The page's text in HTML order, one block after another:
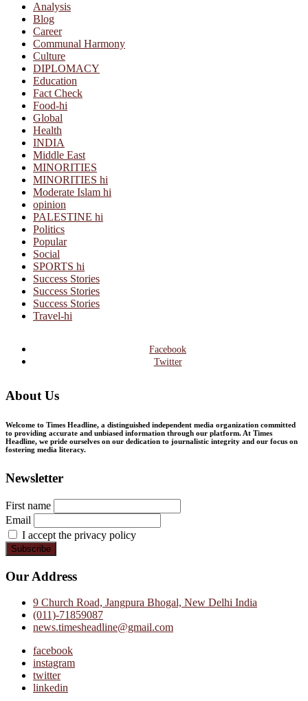
Analysis
Blog
Career
Communal Harmony
Culture
DIPLOMACY
Education
Fact Check
Food-hi
Global
Health
INDIA
Middle East
MINORITIES
MINORITIES hi
Moderate Islam hi
opinion
PALESTINE hi
Politics
Popular
Social
SPORTS hi
Success Stories
Success Stories
Success Stories
Travel-hi
Facebook
Twitter
About Us
Welcome to Times Headline, a distinguished independent media organization committed
to providing accurate and unbiased information through our platform. At Times
Headline, we pride ourselves on our dedication to journalistic integrity and our focus on
fostering media literacy.
Newsletter
First name
Email
I accept the privacy policy
Our Address
9 Church Road, Jangpura Bhogal, New Delhi India
(011)-71859087
news.timesheadline@gmail.com
facebook
instagram
twitter
linkedin